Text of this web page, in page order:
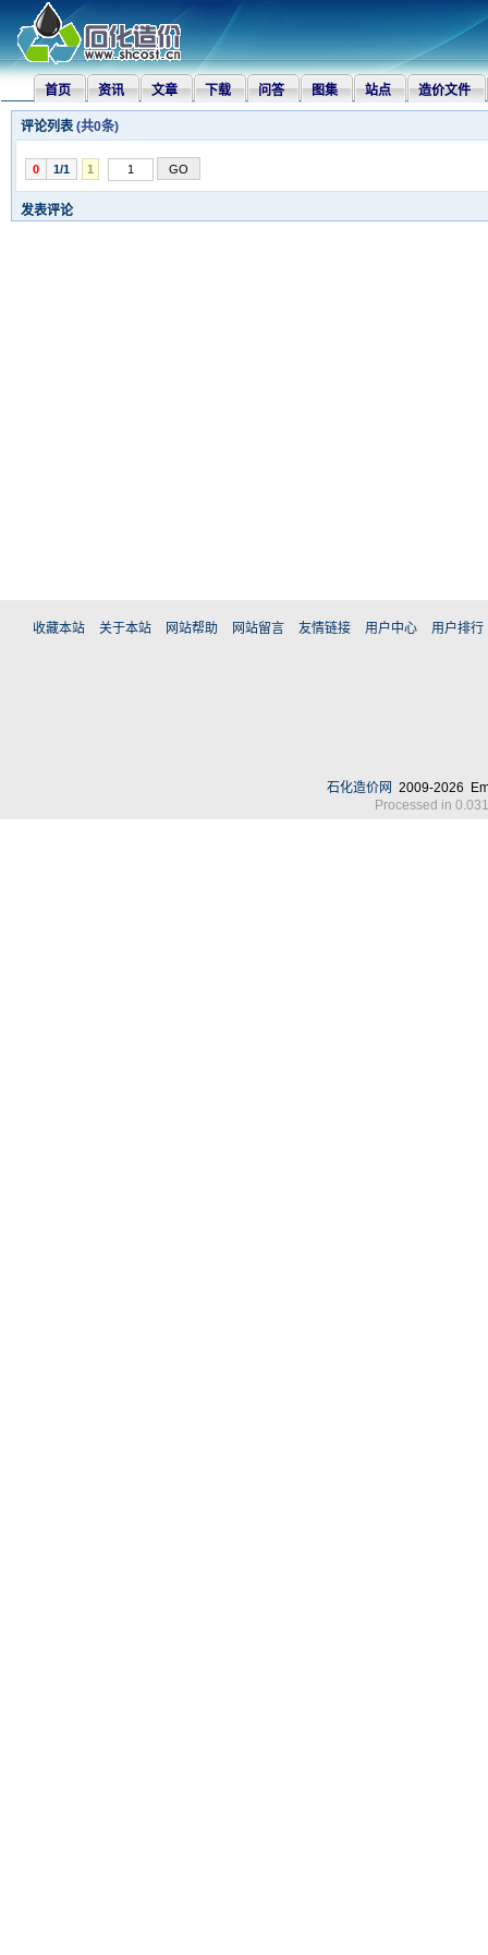
首页 资讯 文章 下载 问答 图集 站点 造价文件
评论列表 (共0条)
0 1/1 1
发表评论
收藏本站 关于本站 网站帮助 网站留言 友情链接 用户中心 用户排行
石化造价网 2009-2026
Processed in